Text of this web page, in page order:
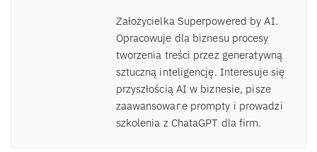
Założycielka Superpowered by AI.
Opracowuje dla biznesu procesy
tworzenia treści przez generatywną
sztuczną inteligencję. Interesuje się
przyszłością AI w biznesie, pisze
zaawansowane prompty i prowadzi
szkolenia z ChataGPT dla firm.